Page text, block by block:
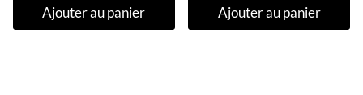
initial
était :
actuel
est :
Ajouter au panier Ajouter au panier